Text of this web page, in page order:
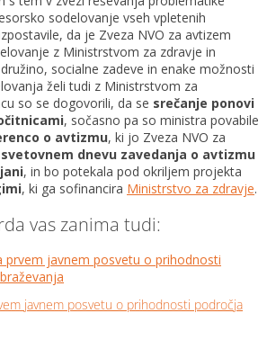
sodelovanje vseh vpletenih
da je Zveza NVO za avtizem
z Ministrstvom za zdravje in
socialne zadeve in enake možnosti
želi tudi z Ministrstvom za
so se dogovorili, da se srečanje ponovi
, sočasno pa so ministra povabile
o avtizmu, ki jo Zveza NVO za
svetovnem dnevu zavedanja o avtizmu
, in bo potekala pod okriljem projekta
, ki ga sofinancira Ministrstvo za zdravje.
vas zanima tudi:
javnem posvetu o prihodnosti področja